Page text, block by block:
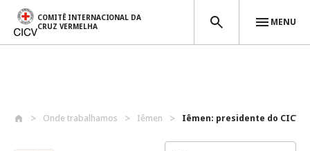
COMITÊ INTERNACIONAL DA
CRUZ VERMELHA
MENU
Onde trabalhamos Iêmen Iêmen: presidente do CICV